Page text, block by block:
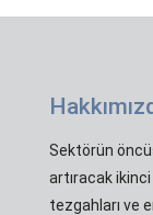
Sektörün
artıracak
tezgahları ve